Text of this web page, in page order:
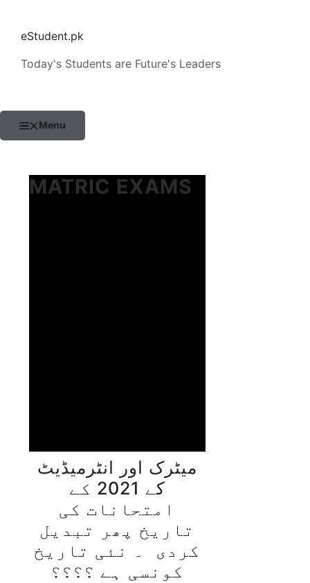
contenteStudent.pk
Today's Students are Future's Leaders
Menu
MATRIC EXAMS
میٹرک اور انٹرمیڈیٹ
کے 2021 کے
امتحانات کی
تاریخ پھر تبدیل
کردی ۔ نئی تاریخ
کونسی ہے ؟؟؟؟